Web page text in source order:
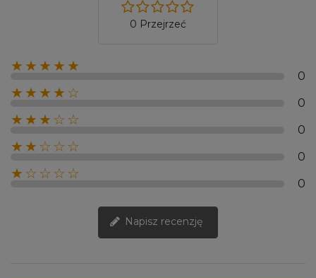
0 Przejrzeć
★★★★★
0
★★★★☆
0
★★★☆☆
0
★★☆☆☆
0
★☆☆☆☆
0
Napisz recenzję